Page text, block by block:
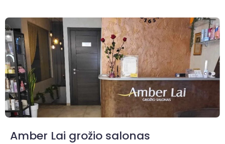
Amber Lai grožio salonas